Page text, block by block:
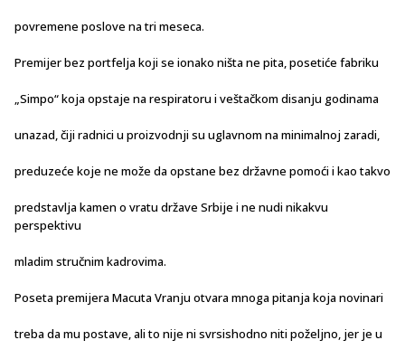
povremene poslove na tri meseca.
Premijer bez portfelja koji se ionako ništa ne pita, posetiće fabriku
„Simpo“ koja opstaje na respiratoru i veštačkom disanju godinama
unazad, čiji radnici u proizvodnji su uglavnom na minimalnoj zaradi,
preduzeće koje ne može da opstane bez državne pomoći i kao takvo
predstavlja kamen o vratu države Srbije i ne nudi nikakvu
perspektivu
mladim stručnim kadrovima.
Poseta premijera Macuta Vranju otvara mnoga pitanja koja novinari
treba da mu postave, ali to nije ni svrsishodno niti poželjno, jer je u